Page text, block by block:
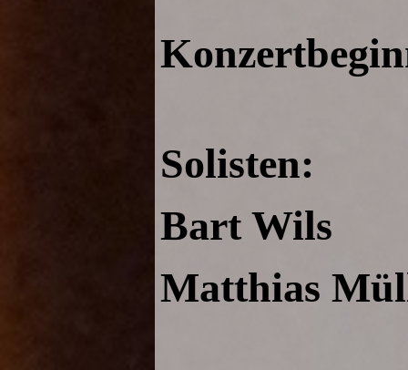
Solisten:
Bart Wils
Matthias